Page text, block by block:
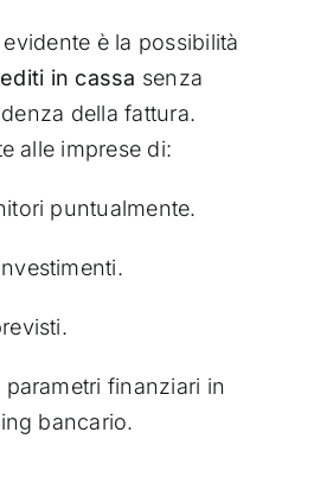
è la possibilità
in cassa senza
della fattura.
alle imprese di:
puntualmente.
finanziari in
bancario.